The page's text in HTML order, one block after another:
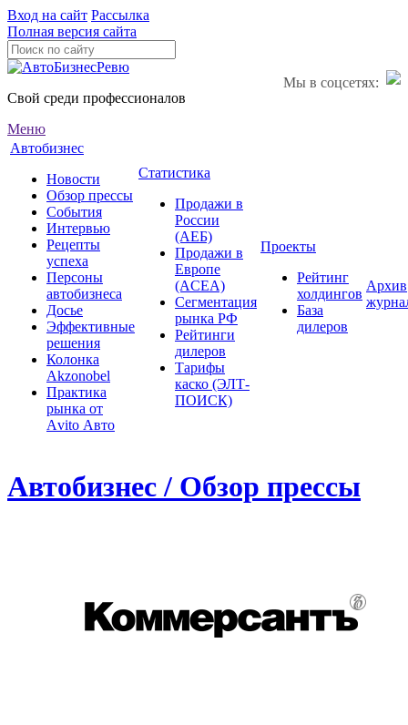
Вход на сайт Рассылка
Полная версия сайта
Мы в соцсетях:
Свой среди профессионалов
Меню
Автобизнес
Новости
Обзор прессы
События
Интервью
Рецепты
успеха
Персоны
автобизнеса
Досье
Эффективные
решения
Колонка
Akzonobel
Практика
рынка от
Аvito Авто
Статистика
Продажи в
России
(АЕБ)
Продажи в
Европе
(ACEA)
Сегментация
рынка РФ
Рейтинги
дилеров
Тарифы
каско (ЭЛТ-
ПОИСК)
Проекты
Рейтинг
холдингов
База
дилеров
Архив
Автобизнес / Обзор прессы